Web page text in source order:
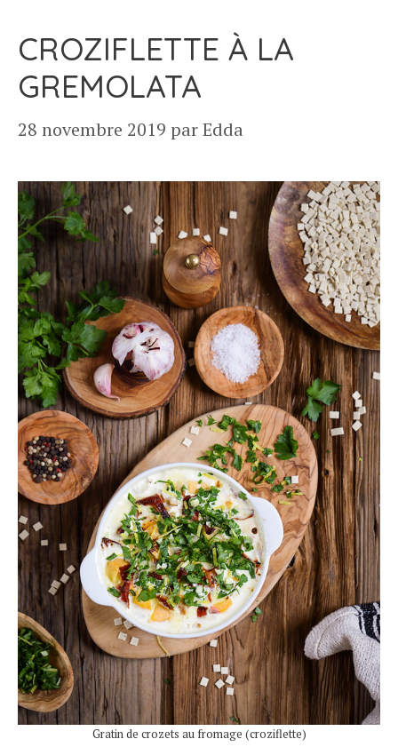
CROZIFLETTE À LA
GREMOLATA
28 novembre 2019 parEdda
Gratin de crozets au fromage (croziflette)